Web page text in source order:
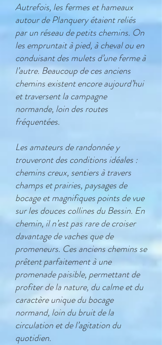
Autrefois, les fermes et hameaux
autour de Planquery étaient reliés
par un réseau de petits chemins. On
les empruntait à pied, à cheval ou en
conduisant des mulets d’une ferme à
l’autre. Beaucoup de ces anciens
chemins existent encore aujourd’hui
et traversent la campagne
normande, loin des routes
fréquentées.
Les amateurs de randonnée y
trouveront des conditions idéales :
chemins creux, sentiers à travers
champs et prairies, paysages de
bocage et magnifiques points de vue
sur les douces collines du Bessin. En
chemin, il n’est pas rare de croiser
davantage de vaches que de
promeneurs. Ces anciens chemins se
prêtent parfaitement à une
promenade paisible, permettant de
profiter de la nature, du calme et du
caractère unique du bocage
normand, loin du bruit de la
circulation et de l’agitation du
quotidien.